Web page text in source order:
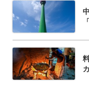
カ